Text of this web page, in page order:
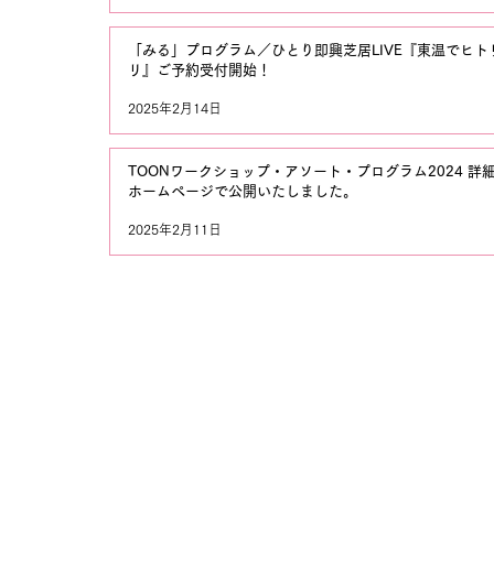
「みる」プログラム／ひとり即興芝居LIVE『東温でヒト
リ』ご予約受付開始！
2025年2月14日
TOONワークショップ・アソート・プログラム2024 詳
ホームページで公開いたしました。
2025年2月11日